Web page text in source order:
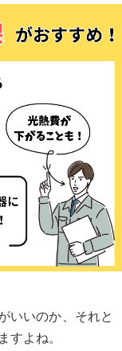
いいのか、それと
すよね。